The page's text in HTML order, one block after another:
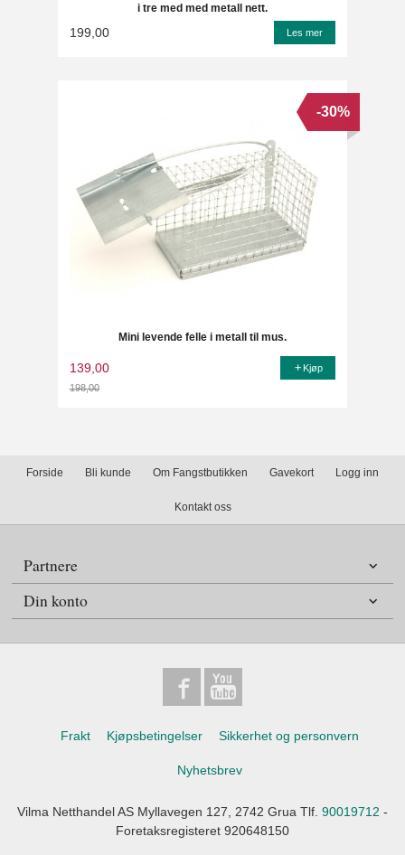
i tre med med metall nett.
199,00 Les mer
Mini levende felle i metall til mus.
139,00
198,00
-30%
Kjøp
Forside Bli kunde Om Fangstbutikken Gavekort Logg inn
Kontakt oss
Partnere
Din konto
Frakt Kjøpsbetingelser Sikkerhet og personvern
Nyhetsbrev
Vilma Netthandel AS Myllavegen 127, 2742 Grua Tlf. 90019712 -
Foretaksregisteret 920648150